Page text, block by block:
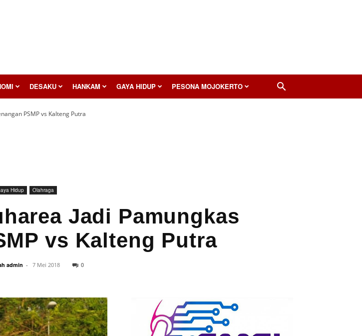
DESAKU HANKAM GAYA HIDUP PESONA MOJOKERTO
PSMP vs Kalteng Putra
Hidup Olahraga
Jadi Pamungkas
vs Kalteng Putra
admin - 7 Mei 2018 0